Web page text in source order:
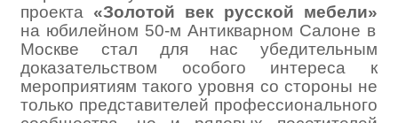
проекта «Золотой век русской мебели»
на юбилейном 50-м Антикварном Салоне в
Москве стал для нас убедительным
доказательством особого интереса к
мероприятиям такого уровня со стороны не
только представителей профессионального